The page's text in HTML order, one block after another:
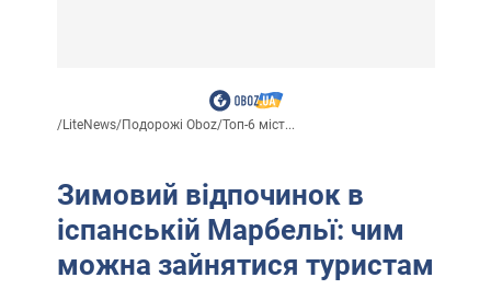
/LiteNews/Подорожі Oboz/Топ-6 міст...
Зимовий відпочинок в
іспанській Марбельї: чим
можна зайнятися туристам